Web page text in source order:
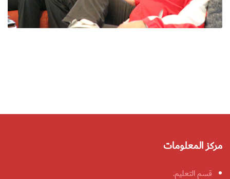
مركز المعلومات
قسم التعليم.